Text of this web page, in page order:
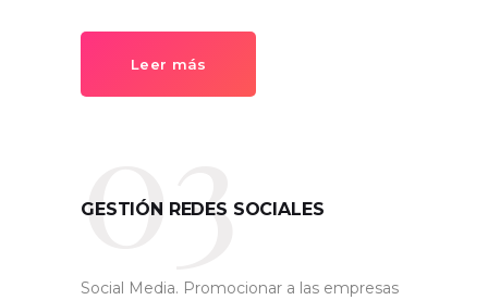
Leer más
GESTIÓN REDES SOCIALES
03
Social Media. Promocionar a las empresas